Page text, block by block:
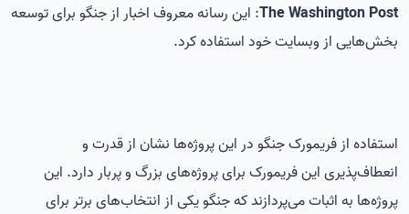
The WashingtonPost
: این رسانه معروف اخبار از جنگو برای توسعه
بخش‌هایی از وبسایت خود استفاده کرد.
استفاده از فریمورک جنگو در این پروژه‌ها نشان از قدرت و
انعطاف‌پذیری این فریمورک برای پروژه‌های بزرگ و پربار دارد. این
پروژه‌ها به اثبات می‌پردازند که جنگو یکی از انتخاب‌های برتر برای